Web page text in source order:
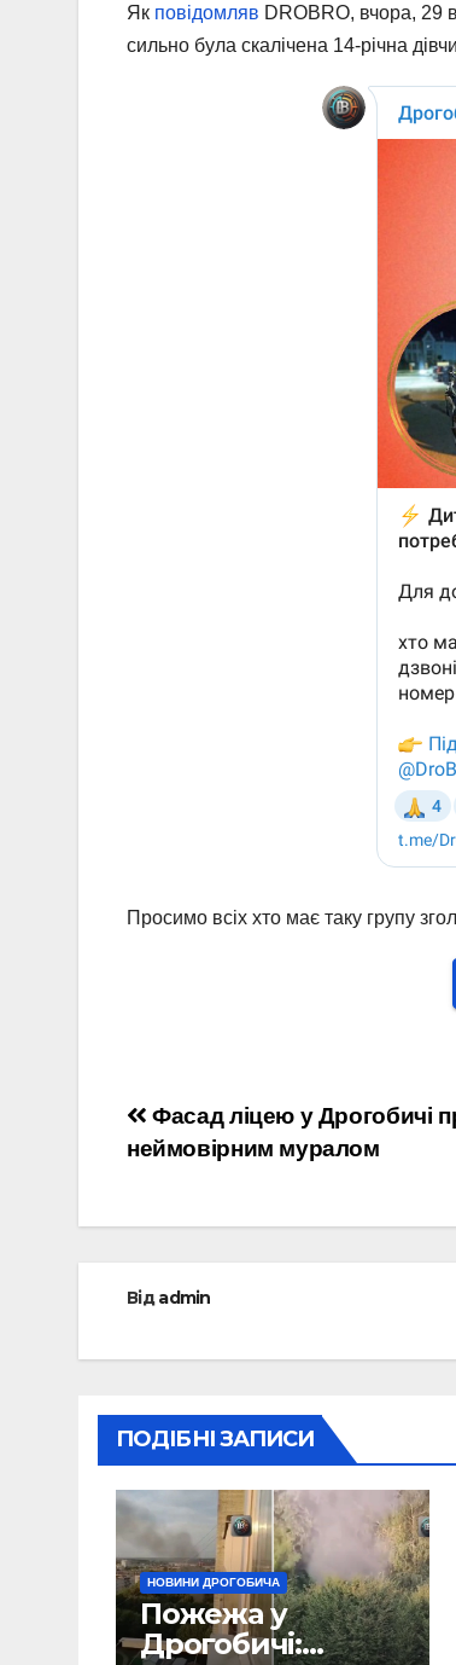
Як повідомляв DROBRO, вчора, 29
сильно була скалічена 14-річна
Просимо всіх хто має таку групу
Навігація
записів
Фасад ліцею у Дрогобичі
неймовірним муралом
Відadmin
ПОДІБНІ ЗАПИСИ
НОВИНИ ДРОГОБИЧА
Пожежа у
Дрогобичі: